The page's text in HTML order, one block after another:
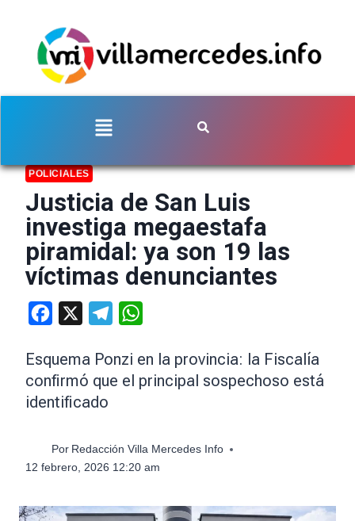
POLICIALES
Justicia de San Luis
investiga megaestafa
piramidal: ya son 19 las
víctimas denunciantes
Facebook Telegram
Esquema Ponzi en la provincia: la Fiscalía
confirmó que el principal sospechoso está
identificado
Por Redacción Villa Mercedes Info
12 febrero, 2026 12:20 am